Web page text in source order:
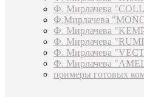
Ф. Мирлачева
Ф.Мирлачева
Ф. Мирлачева
Ф. Мирлачева
Ф. Мирлачева
Ф. Мирлачева
примеры готовых